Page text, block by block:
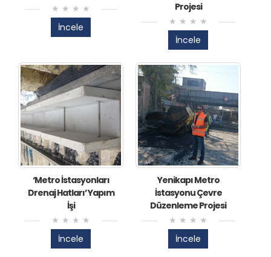
İncele
Projesi
İncele
​‘Metro İstasyonları
Drenaj Hatları’ Yapım
İşi
İncele
Yenikapı Metro
İstasyonu Çevre
Düzenleme Projesi
İncele